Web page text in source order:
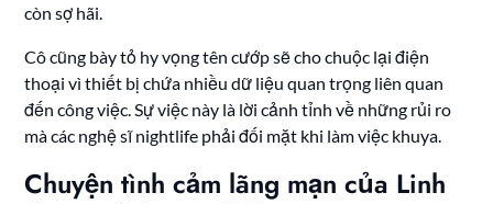
còn sợ hãi.
Cô cũng bày tỏ hy vọng tên cướp sẽ cho chuộc lại điện
thoại vì thiết bị chứa nhiều dữ liệu quan trọng liên quan
đến công việc. Sự việc này là lời cảnh tỉnh về những rủi ro
mà các nghệ sĩ nightlife phải đối mặt khi làm việc khuya.
Chuyện tình cảm lãng mạn của Linh